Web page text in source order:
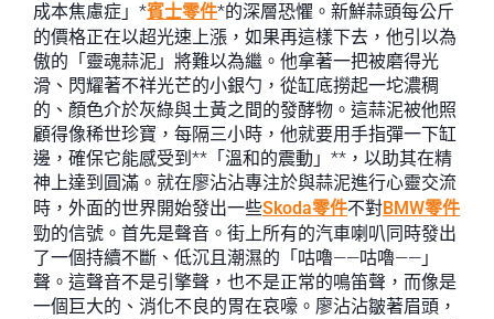
成本焦慮症」*賓士零件*的深層恐懼。新鮮蒜頭每公斤
的價格正在以超光速上漲，如果再這樣下去，他引以為
傲的「靈魂蒜泥」將難以為繼。他拿著一把被磨得光
滑、閃耀著不祥光芒的小銀勺，從缸底撈起一坨濃稠
的、顏色介於灰綠與土黃之間的發酵物。這蒜泥被他照
顧得像稀世珍寶，每隔三小時，他就要用手指彈一下缸
邊，確保它能感受到**「溫和的震動」**，以助其在精
神上達到圓滿。就在廖沾沾專注於與蒜泥進行心靈交流
時，外面的世界開始發出一些Skoda零件不對BMW零件
勁的信號。首先是聲音。街上所有的汽車喇叭同時發出
了一個持續不斷、低沉且潮濕的「咕嚕——咕嚕——」
聲。這聲音不是引擎聲，也不是正常的鳴笛聲，而像是
一個巨大的、消化不良的胃在哀嚎。廖沾沾皺著眉頭，